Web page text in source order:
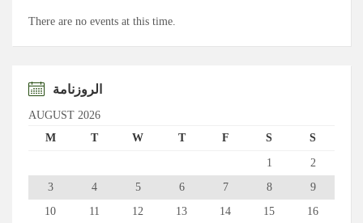
There are no events at this time.
الروزنامة
AUGUST 2026
M
T W T F S S
1
2
3
4 5 6 7 8
9
10
11 12 13 14 15
16